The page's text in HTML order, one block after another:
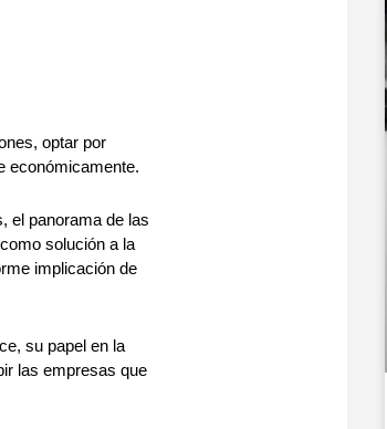
optar por
económicamente.
el panorama de las
solución a la
implicación de
su papel en la
las empresas que